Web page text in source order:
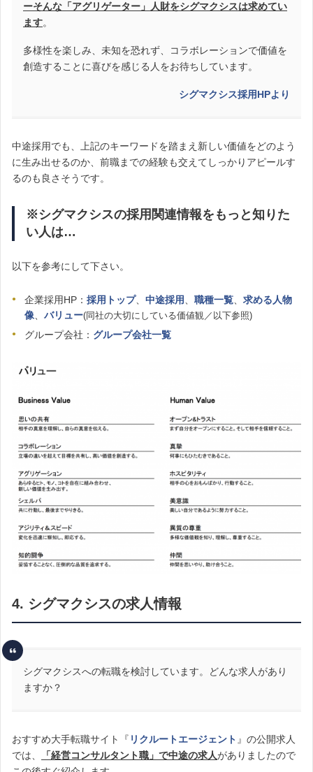
ーそんな「アグリゲーター」人財をシグマクシスは求めてい
ます。
多様性を楽しみ、未知を恐れず、コラボレーションで価値を
創造することに喜びを感じる人をお待ちしています。
シグマクシス採用HPより
中途採用でも、上記のキーワードを踏まえ新しい価値をどのよう
に生み出せるのか、前職までの経験も交えてしっかりアピールす
るのも良さそうです。
※シグマクシスの採用関連情報をもっと知りた
い人は…
以下を参考にして下さい。
企業採用HP： 採用トップ、 中途採用、 職種一覧、 求める人物
像、 バリュー(同社の大切にしている価値観／以下参照)
グループ会社： グループ会社一覧
4. シグマクシスの求人情報
シグマクシスへの転職を検討しています。どんな求人があり
ますか？
おすすめ大手転職サイト『 リクルートエージェント 』の公開求人
では、
「経営コンサルタント職」で中途の求人がありましたので